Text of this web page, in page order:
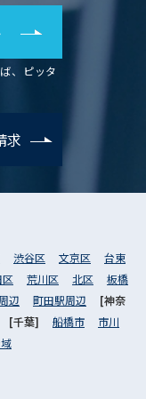
、ピッタ
求
渋谷区 文京区
台東
荒川区 北区
板橋
辺 町田駅周辺
[神奈
[千葉] 船橋市
市川